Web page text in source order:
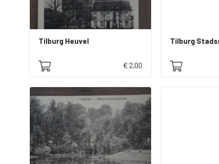
Tilburg Heuvel
€ 2,00
Tilburg